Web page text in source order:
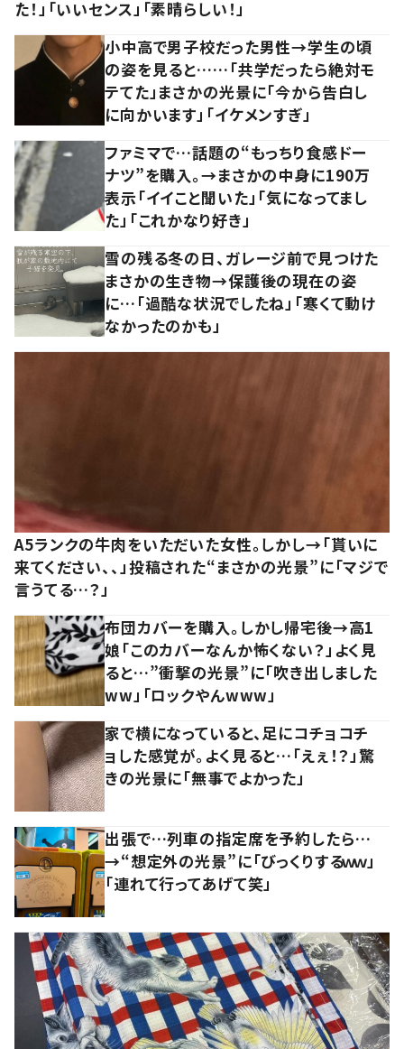
た！」「いいセンス」「素晴らしい！」
小中高で男子校だった男性→学生の頃
の姿を見ると……「共学だったら絶対モ
テてた」まさかの光景に「今から告白し
に向かいます」「イケメンすぎ」
ファミマで…話題の“もっちり食感ドー
ナツ”を購入。→まさかの中身に190万
表示「イイこと聞いた」「気になってまし
た」「これかなり好き」
雪の残る冬の日、ガレージ前で見つけた
まさかの生き物→保護後の現在の姿
に…「過酷な状況でしたね」「寒くて動け
なかったのかも」
A5ランクの牛肉をいただいた女性。しかし→「貰いに
来てください、、」投稿された“まさかの光景”に「マジで
言うてる…？」
布団カバーを購入。しかし帰宅後→高1
娘「このカバーなんか怖くない？」よく見
ると…”衝撃の光景”に「吹き出しました
ww」「ロックやんwww」
家で横になっていると、足にコチョコチ
ョした感覚が。よく見ると…「えぇ！？」驚
きの光景に「無事でよかった」
出張で…列車の指定席を予約したら…
→“想定外の光景”に「びっくりするｗｗ」
「連れて行ってあげて笑」